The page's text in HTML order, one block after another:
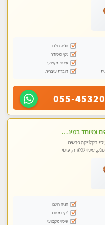
חניה חינם
נקי ומסודר
עיסוי מקצועי
דוברת עיברית
055-
לעיסוי מדהים ומיוחד במינו !!מומלץ לחלוטין!!ללא מין !!
בקלניקה פרטית,
עיסוי טנטרה, עיסוי
חניה חינם
נקי ומסודר
עיסוי מקצועי